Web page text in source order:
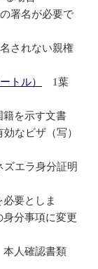
署名が必要で
されない親権
トル）
1葉
籍を示す文書
なビザ（写）
エラ身分証明
必要としま
分事項に変更
本人確認書類